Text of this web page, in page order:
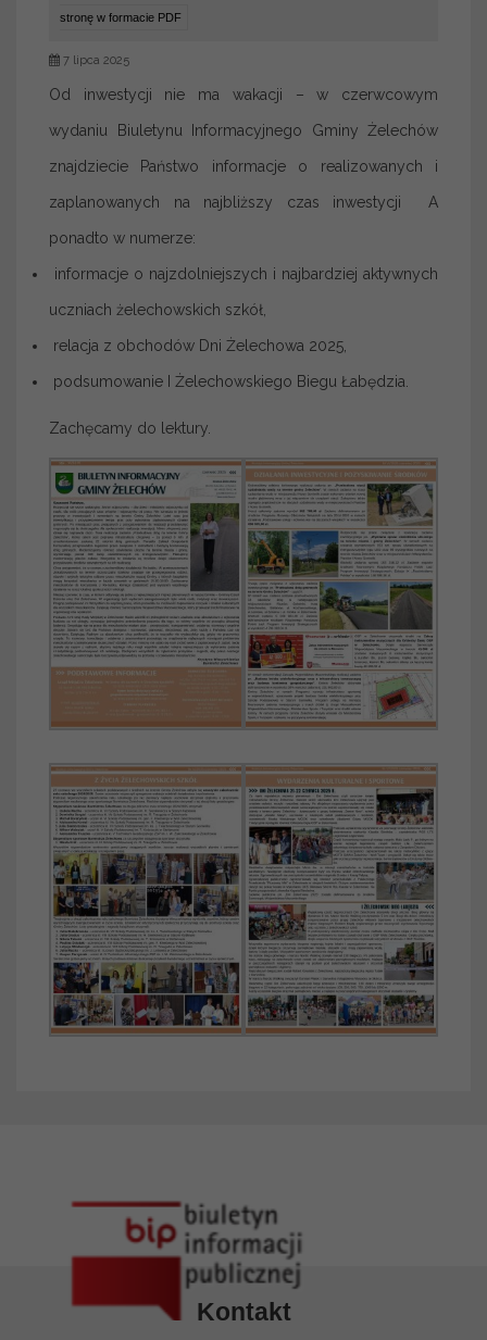
stronę w formacie PDF
7 lipca 2025
Od inwestycji nie ma wakacji – w czerwcowym
wydaniu Biuletynu Informacyjnego Gminy Żelechów
znajdziecie Państwo informacje o realizowanych i
zaplanowanych na najbliższy czas inwestycji A
ponadto w numerze:
informacje o najzdolniejszych i najbardziej aktywnych
uczniach żelechowskich szkół,
relacja z obchodów Dni Żelechowa 2025,
podsumowanie I Żelechowskiego Biegu Łabędzia.
Zachęcamy do lektury.
Kontakt